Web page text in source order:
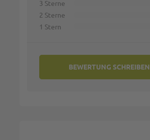
3 Sterne
2 Sterne
1 Stern
BEWERTUNG SCHREIBEN